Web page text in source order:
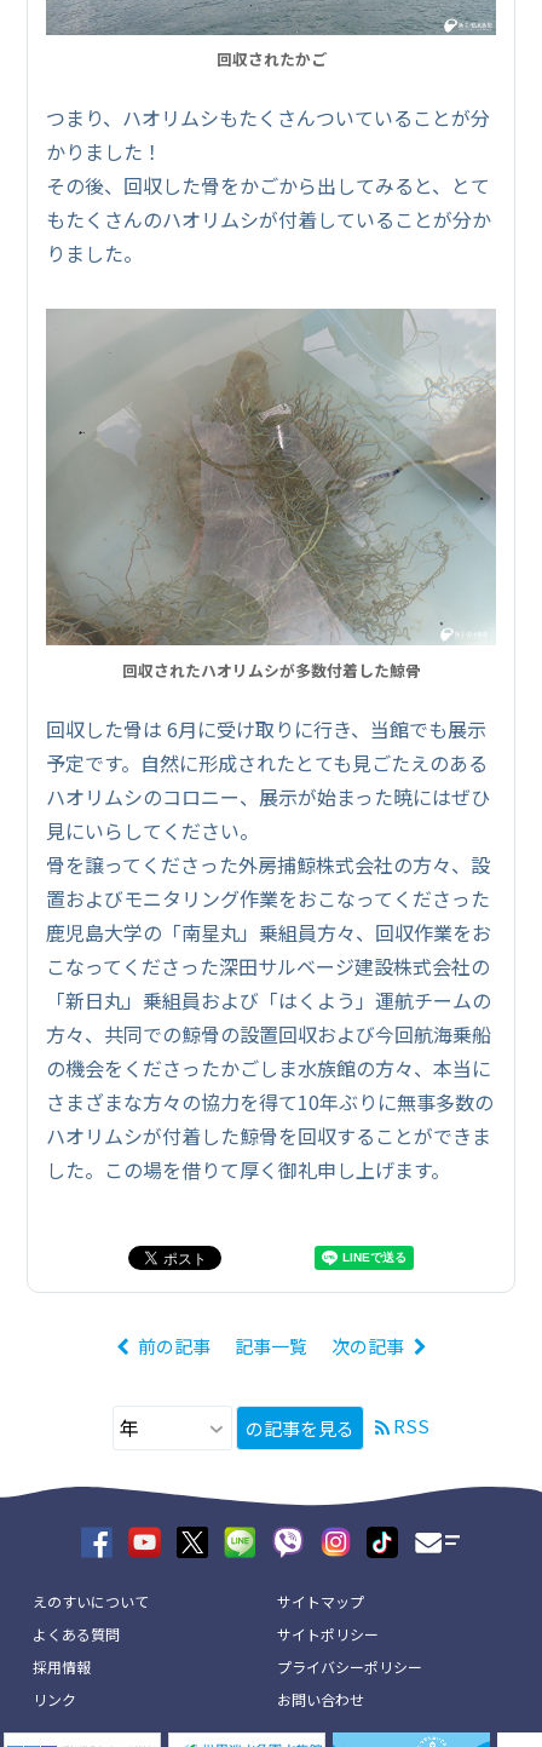
回収されたかご
つまり、ハオリムシもたくさんついていることが分
かりました！
その後、回収した骨をかごから出してみると、とて
もたくさんのハオリムシが付着していることが分か
りました。
回収されたハオリムシが多数付着した鯨骨
回収した骨は 6月に受け取りに行き、当館でも展示
予定です。自然に形成されたとても見ごたえのある
ハオリムシのコロニー、展示が始まった暁にはぜひ
見にいらしてください。
骨を譲ってくださった外房捕鯨株式会社の方々、設
置およびモニタリング作業をおこなってくださった
鹿児島大学の「南星丸」乗組員方々、回収作業をお
こなってくださった深田サルベージ建設株式会社の
「新日丸」乗組員および「はくよう」運航チームの
方々、共同での鯨骨の設置回収および今回航海乗船
の機会をくださったかごしま水族館の方々、本当に
さまざまな方々の協力を得て10年ぶりに無事多数の
ハオリムシが付着した鯨骨を回収することができま
した。この場を借りて厚く御礼申し上げます。
前の記事 記事一覧 次の記事
の記事を見る RSS
えのすいについて
よくある質問
採用情報
リンク
サイトマップ
サイトポリシー
プライバシーポリシー
お問い合わせ